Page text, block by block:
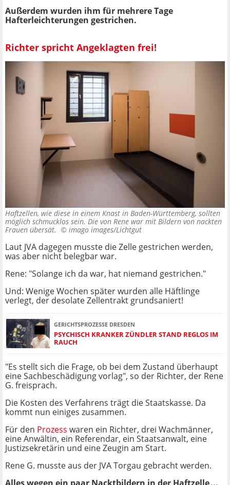
Außerdem wurden ihm für mehrere Tage
Hafterleichterungen gestrichen.
Richter spricht Angeklagten frei!
Haftzellen, wie diese in einem Knast in Baden-Württemberg, sollten
möglich schmucklos sein. Die von Rene war mit Bildern von nackten
Frauen übersät. © imago images/Lichtgut
Laut JVA dagegen musste die Zelle gestrichen werden,
was aber nicht belegbar war.
Rene: "Solange ich da war, hat niemand gestrichen."
Und: Wenige Wochen später wurden alle Häftlinge
verlegt, der desolate Zellentrakt grundsaniert!
GERICHTSPROZESSE DRESDEN
PSYCHISCH KRANKER ZÜNDLER STAND REGLOS IM
RAUCH
"Es stellt sich die Frage, ob bei dem Zustand überhaupt
eine Sachbeschädigung vorlag", so der Richter, der Rene
G. freisprach.
Die Kosten des Verfahrens trägt die Staatskasse. Da
kommt nun einiges zusammen.
Für den Prozess waren ein Richter, drei Wachmänner,
eine Anwältin, ein Referendar, ein Staatsanwalt, eine
Justizsekretärin und eine Zeugin am Start.
Rene G. musste aus der JVA Torgau gebracht werden.